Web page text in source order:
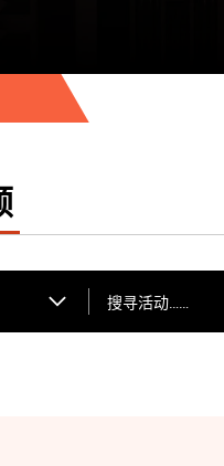
搜寻活动……